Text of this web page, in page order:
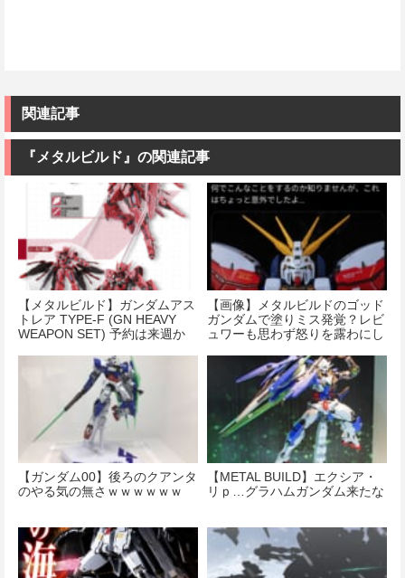
関連記事
『メタルビルド』の関連記事
【メタルビルド】ガンダムアス
トレア TYPE-F (GN HEAVY
WEAPON SET) 予約は来週か
【画像】メタルビルドのゴッド
ガンダムで塗りミス発覚？レビ
ュワーも思わず怒りを露わにし
【ガンダム00】後ろのクアンタ
のやる気の無さｗｗｗｗｗｗ
【METAL BUILD】エクシア・
リｐ…グラハムガンダム来たな